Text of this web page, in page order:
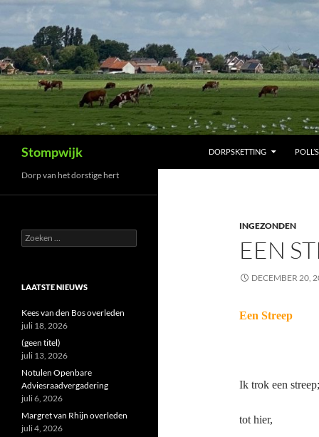
naar
inhoud
Stompwijk DORPSKETTING POLL’S
INGEZONDEN
EEN
DECEMBER 20,
Een Streep
Ik trok een streep;
tot hier,
Dorp van het dorstige hert
Zoeken
naar:
LAATSTE NIEUWS
Kees van den Bos overleden
juli 18, 2026
(geen titel)
juli 13, 2026
Notulen Openbare
Adviesraadvergadering
juli 6, 2026
Margret van Rhijn overleden
juli 4, 2026